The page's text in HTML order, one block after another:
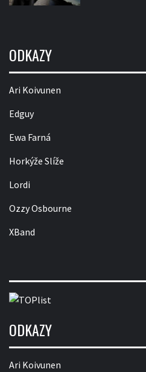
ODKAZY
Ari Koivunen
Edguy
Ewa Farná
Horkýže Slíže
Lordi
Ozzy Osbourne
XBand
ODKAZY
Ari Koivunen